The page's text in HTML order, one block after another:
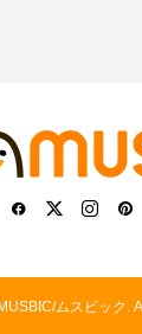
ムスビック.
記事広告掲載などの問